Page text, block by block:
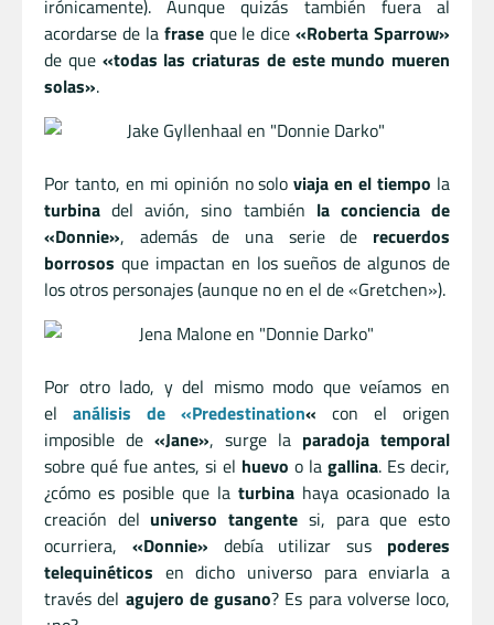
irónicamente). Aunque quizás también fuera al
acordarse de la fraseque le dice«Roberta Sparrow»
de que «todas las criaturas de este mundo mueren
solas».
Por tanto, en mi opinión no soloviaja en el tiempo la
turbina del avión, sino también la conciencia de
«Donnie», además de una serie de recuerdos
borrosos que impactan en los sueños de algunos de
los otros personajes (aunque no en el de «Gretchen»).
Por otro lado, y del mismo modo que veíamos en
el análisis de «Predestination« con el origen
imposible de «Jane», surge la paradoja temporal
sobre qué fue antes, si el huevo o la gallina. Es decir,
¿cómo es posible que la turbina haya ocasionado la
creación del universo tangente si, para que esto
ocurriera, «Donnie» debía utilizar sus poderes
telequinéticos en dicho universo para enviarla a
través del agujero de gusano? Es para volverse loco,